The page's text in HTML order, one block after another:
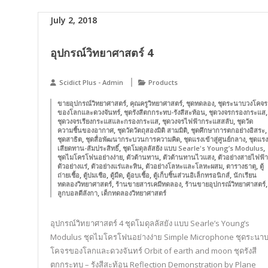
July 2, 2018
อุปกรณ์วิทยาศาสตร์ 4
Scidict Plus - Admin Products
ขายอุปกรณ์วิทยาศาสตร์, คุณครูวิทยาศาสตร์, ชุดทดลอง, ชุดระนาบวงโคจร
ของโลกและดวงจันทร์, ชุดรังสีตกกระทบ-รังสีสะท้อน, ชุดวงจรกรองกระแส,
ชุดวงจรเรียงกระแสและกรองกระแส, ชุดวงจรไฟฟ้ากระแสสลับ, ชุดวัด
ความชื้นของอากาศ, ชุดวัดวัตถุสองมิติ สามมิติ, ชุดศึกษาการตกอย่างอิสระ,
ชุดสาธิต, ชุดสื่อพัฒนากระบวนการความคิด, ชุดแรงเข้าสู่ศูนย์กลาง, ชุดแรง
เสียดทาน-สัมประสิทธิ์, ชุดโมดุลลัสยัง แบบ Searle's Young’s Modulus,
ชุดไมโครโฟนอย่างง่าย, ตัวต้านทาน, ตัวต้านทานไวแสง, ตัวอย่างสายไฟฟ้า
ตัวอย่างแร่, ตัวอย่างแร่และหิน, ตัวอย่างโลหะและโลหะผสม, ตารางธาตุ, ตู้
ถ่ายเชื้อ, ตู้บ่มเชือ, ตู้มืด, ตู้อบเชื้อ, ตู้เก็บชิ้นส่วนอิเล็กทรอนิกส์, นักเรียน
ทดลองวิทยาศาสตร์, ร้านขายสารเคมีทดลอง, ร้านขายอุปกรณ์วิทยาศาสตร์,
ลูกบอลตีลังกา, เด็กทดลองวิทยาศาสตร์
อุปกรณ์วิทยาศาสตร์ 4 ชุดโมดุลลัสยัง แบบ Searle’s Young’s
Modulus ชุดไมโครโฟนอย่างง่าย Simple Microphone ชุดระนา
โคจรของโลกและดวงจันทร์ Orbit of earth and moon ชุดรังสี
ตกกระทบ – รังสีสะท้อน Reflection Demonstration by Plane